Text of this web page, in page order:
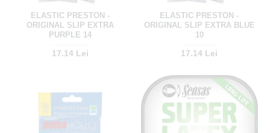
ELASTIC PRESTON -
ORIGINAL SLIP EXTRA
PURPLE 14
17.14 Lei
ELASTIC PRESTON -
ORIGINAL SLIP EXTRA BLUE
10
17.14 Lei